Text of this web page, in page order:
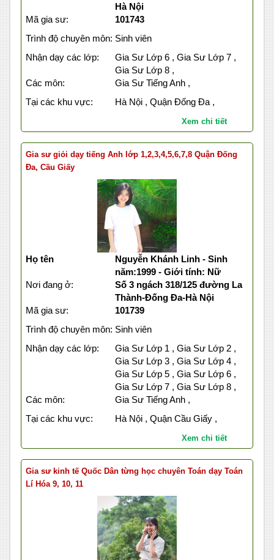
Hà Nội
Mã gia sư:
101743
Trình độ chuyên môn: Sinh viên
Nhận dạy các lớp:
Gia Sư Lớp 6 , Gia Sư Lớp 7 ,
Gia Sư Lớp 8 ,
Các môn:
Gia Sư Tiếng Anh ,
Tại các khu vực:
Hà Nội , Quận Đống Đa ,
Xem chi tiết
Gia sư giỏi dạy tiếng Anh lớp 1,2,3,4,5,6,7,8 Quận Đống
Đa, Cầu Giấy
Họ tên
Nguyễn Khánh Linh - Sinh
năm:1999 - Giới tính: Nữ
Nơi đang ở:
Số 3 ngách 318/125 đường La
Thành-Đống Đa-Hà Nội
Mã gia sư:
101739
Trình độ chuyên môn: Sinh viên
Nhận dạy các lớp:
Gia Sư Lớp 1 , Gia Sư Lớp 2 ,
Gia Sư Lớp 3 , Gia Sư Lớp 4 ,
Gia Sư Lớp 5 , Gia Sư Lớp 6 ,
Gia Sư Lớp 7 , Gia Sư Lớp 8 ,
Các môn:
Gia Sư Tiếng Anh ,
Tại các khu vực:
Hà Nội , Quận Cầu Giấy ,
Xem chi tiết
Gia sư kinh tế Quốc Dân từng học chuyên Toán dạy Toán
Lí Hóa 9, 10, 11